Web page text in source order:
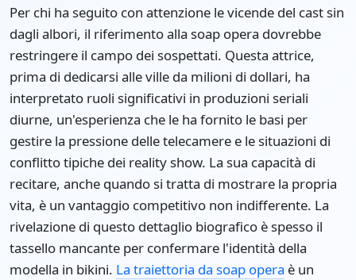
Per chi ha seguito con attenzione le vicende del cast sin
dagli albori, il riferimento alla soap opera dovrebbe
restringere il campo dei sospettati. Questa attrice,
prima di dedicarsi alle ville da milioni di dollari, ha
interpretato ruoli significativi in produzioni seriali
diurne, un'esperienza che le ha fornito le basi per
gestire la pressione delle telecamere e le situazioni di
conflitto tipiche dei reality show. La sua capacità di
recitare, anche quando si tratta di mostrare la propria
vita, è un vantaggio competitivo non indifferente. La
rivelazione di questo dettaglio biografico è spesso il
tassello mancante per confermare l'identità della
modella in bikini. La traiettoria da soap opera è un